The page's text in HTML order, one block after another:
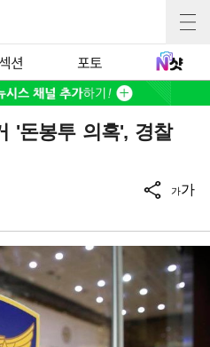
섹션 포토
'돈봉투 의혹', 경찰
가가